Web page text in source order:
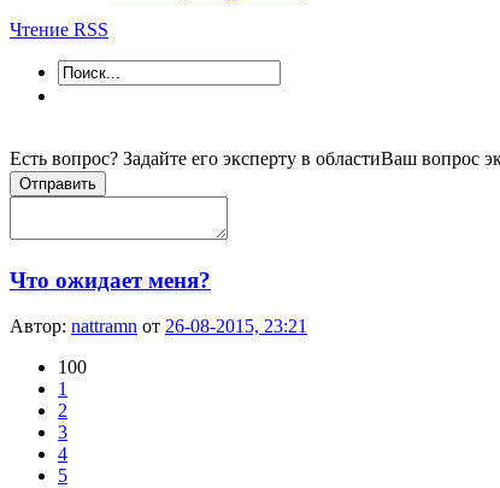
Чтение RSS
Есть вопрос? Задайте его эксперту в областиВаш вопрос
Отправить
Что ожидает меня?
Автор: nattramn от 26-08-2015, 23:21
100
1
2
3
4
5